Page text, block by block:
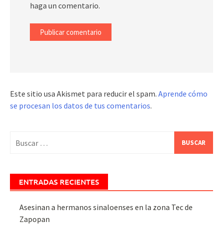
haga un comentario.
Este sitio usa Akismet para reducir el spam. Aprende cómo
se procesan los datos de tus comentarios.
ENTRADAS RECIENTES
Asesinan a hermanos sinaloenses en la zona Tec de
Zapopan